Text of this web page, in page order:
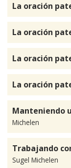
La oración
La oración
La oración
La oración
Manteniendo
Michelen
Trabajando
Sugel Michelen